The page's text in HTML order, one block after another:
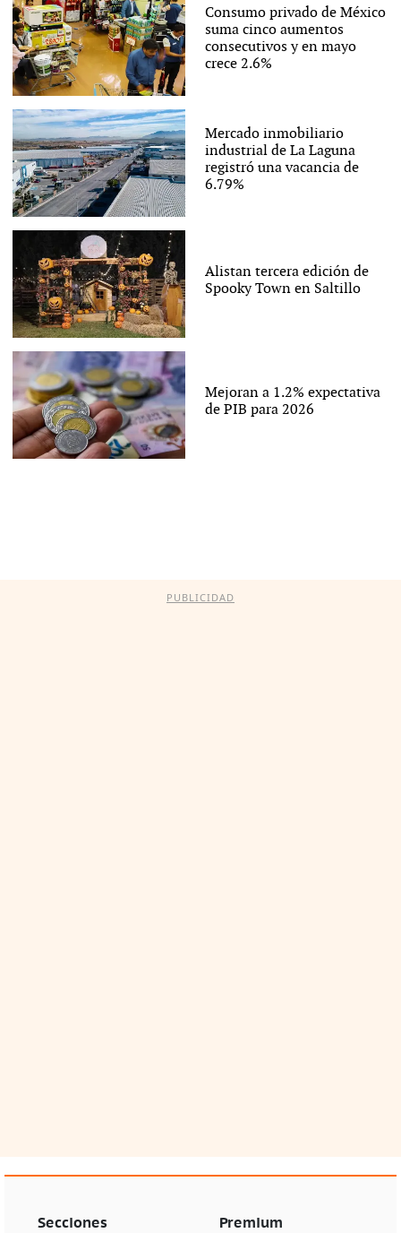
Consumo privado de México
suma cinco aumentos
consecutivos y en mayo
crece 2.6%
Mercado inmobiliario
industrial de La Laguna
registró una vacancia de
6.79%
Alistan tercera edición de
Spooky Town en Saltillo
Mejoran a 1.2% expectativa
de PIB para 2026
PUBLICIDAD
Secciones Premium